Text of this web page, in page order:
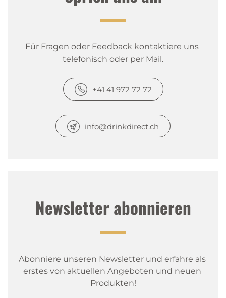
Für Fragen oder Feedback kontaktiere uns
telefonisch oder per Mail.
+41 41 972 72 72
info@drinkdirect.ch
Newsletter abonnieren
Abonniere unseren Newsletter und erfahre als
erstes von aktuellen Angeboten und neuen
Produkten!